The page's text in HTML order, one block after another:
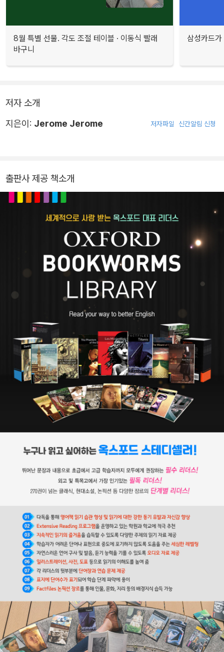
8월 특별 선물. 각도 조절 테이블 · 이동식 빨래
바구니
삼성카드
저자 소개
지은이: Jerome Jerome 저자파일 신간알림 신청
출판사 제공 책소개